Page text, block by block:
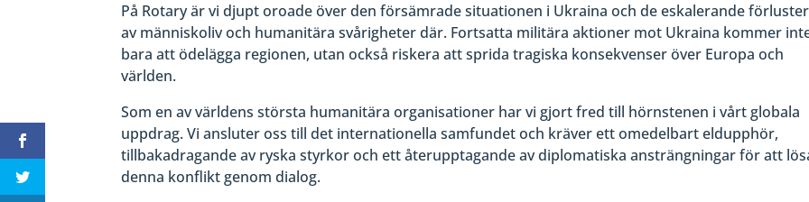
På Rotary är vi djupt oroade över den försämrade situationen i Ukraina och de eskalerande
av människoliv och humanitära svårigheter där. Fortsatta militära aktioner mot Ukraina kommer
bara att ödelägga regionen, utan också riskera att sprida tragiska konsekvenser över Europa och
världen.
Som en av världens största humanitära organisationer har vi gjort fred till hörnstenen i vårt globala
uppdrag. Vi ansluter oss till det internationella samfundet och kräver ett omedelbart eldupphör,
tillbakadragande av ryska styrkor och ett återupptagande av diplomatiska ansträngningar för att
denna konflikt genom dialog.